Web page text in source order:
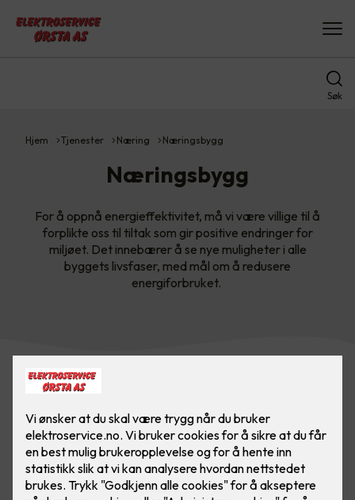
Søk
Hjem Tjenester Næring Næringsbygg
Næringsbygg
For å oppnå energieffektivitet, må vi være villige til å
forplikte oss til tiltak som gir positive endringer for
miljøet. Det innebærer å se nye muligheter i alle
byggets livsfaser, med mål om å redusere
energiforbruket.